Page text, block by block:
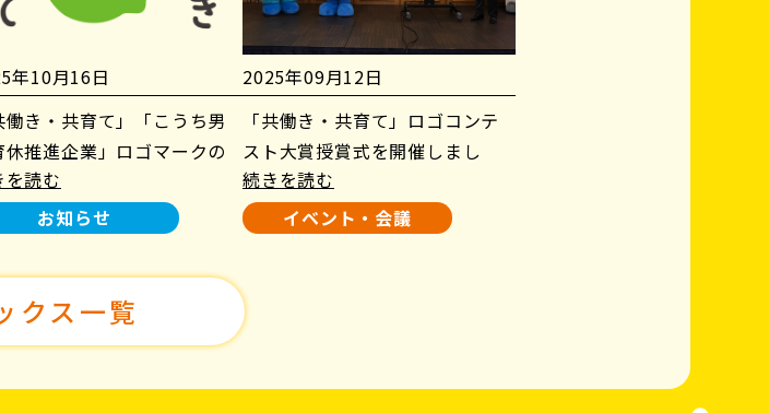
年10月16日
働き・共育て」「こうち男
休推進企業」ロゴマークの
ついて
を読む
お知らせ
2025年09月12日
「共働き・共育て」ロゴコンテ
スト大賞授賞式を開催しまし
た！
続きを読む
イベント・会議
クス一覧